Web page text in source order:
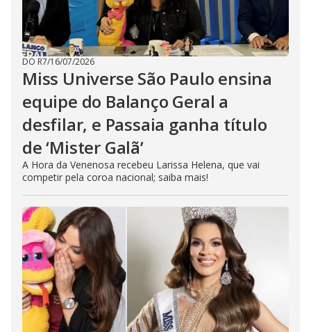
DO R7/16/07/2026
Miss Universe São Paulo ensina
equipe do Balanço Geral a
desfilar, e Passaia ganha título
de ‘Mister Galã’
A Hora da Venenosa recebeu Larissa Helena, que vai
competir pela coroa nacional; saiba mais!